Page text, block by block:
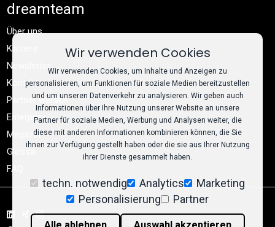
dreamteam
Über uns
Karriere
Newsletter
Kontakt
Partner werden
Enterprise
Magazin
Glossar
FAQ
Wir verwenden Cookies
Wir verwenden Cookies, um Inhalte und Anzeigen zu
personalisieren, um Funktionen für soziale Medien bereitzustellen
und um unseren Datenverkehr zu analysieren. Wir geben auch
Informationen über Ihre Nutzung unserer Website an unsere
Partner für soziale Medien, Werbung und Analysen weiter, die
diese mit anderen Informationen kombinieren können, die Sie
ihnen zur Verfügung gestellt haben oder die sie aus Ihrer Nutzung
ihrer Dienste gesammelt haben.
techn. notwendig Analytics
Marketing
Personalisierung
Partner